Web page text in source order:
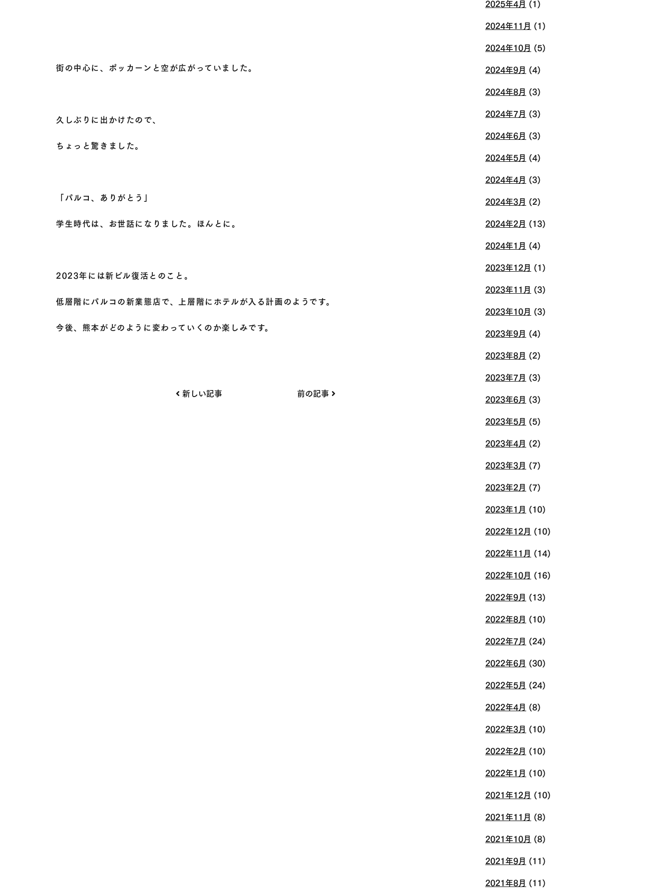
街の中心に、ポッカーンと空が広がっていました。
久しぶりに出かけたので、
ちょっと驚きました。
「パルコ、ありがとう」
学生時代は、お世話になりました。ほんとに。
2023年には新ビル復活とのこと。
低層階にパルコの新業態店で、上層階にホテルが入る計画のようです。
今後、熊本がどのように変わっていくのか楽しみです。
投 前の記事
新しい記事
2025年4月 (1)
2024年11月 (1)
2024年10月 (5)
2024年9月 (4)
2024年8月 (3)
2024年7月 (3)
2024年6月 (3)
2024年5月 (4)
2024年4月 (3)
2024年3月 (2)
2024年2月 (13)
2024年1月 (4)
2023年12月 (1)
2023年11月 (3)
2023年10月 (3)
2023年9月 (4)
2023年8月 (2)
2023年7月 (3)
2023年6月 (3)
2023年5月 (5)
2023年4月 (2)
2023年3月 (7)
2023年2月 (7)
2023年1月 (10)
2022年12月 (10)
2022年11月 (14)
2022年10月 (16)
2022年9月 (13)
2022年8月 (10)
2022年7月 (24)
2022年6月 (30)
2022年5月 (24)
2022年4月 (8)
2022年3月 (10)
2022年2月 (10)
2022年1月 (10)
2021年12月 (10)
2021年11月 (8)
2021年10月 (8)
2021年9月 (11)
2021年8月 (11)